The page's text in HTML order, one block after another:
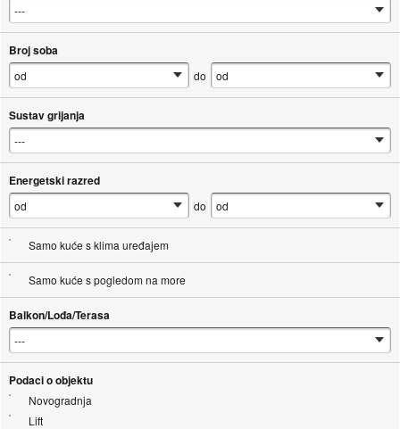
Broj soba
do
Sustav grijanja
Energetski razred
do
Samo kuće s klima uređajem
Samo kuće s pogledom na more
Balkon/Lođa/Terasa
Podaci o objektu
Novogradnja
Lift